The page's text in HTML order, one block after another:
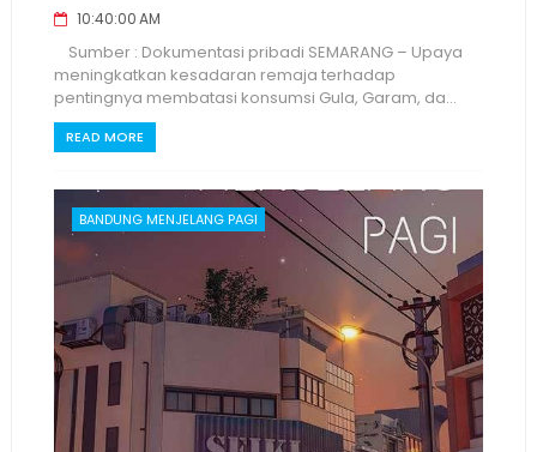
10:40:00 AM
Sumber : Dokumentasi pribadi SEMARANG – Upaya
meningkatkan kesadaran remaja terhadap
pentingnya membatasi konsumsi Gula, Garam, da...
READ MORE
BANDUNG MENJELANG PAGI